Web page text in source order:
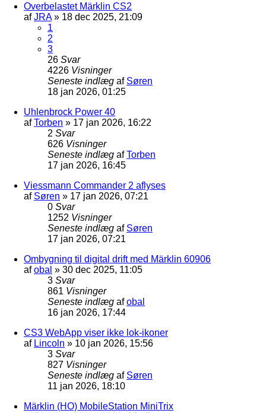
Overbelastet Märklin CS2
afJRA» 18 dec 2025, 21:09
1
2
3
26 Svar
4226 Visninger
Seneste indlæg af Søren
18 jan 2026, 01:25
Uhlenbrock Power 40
afTorben » 17 jan 2026, 16:22
2 Svar
626 Visninger
Seneste indlæg afTorben
17 jan 2026, 16:45
Viessmann Commander 2 aflyses
af Søren » 17 jan 2026, 07:21
0 Svar
1252 Visninger
Seneste indlæg af Søren
17 jan 2026, 07:21
Ombygning til digital drift med Märklin 60906
afobal » 30 dec 2025, 11:05
3 Svar
861 Visninger
Seneste indlæg afobal
16 jan 2026, 17:44
CS3 WebApp viser ikke lok-ikoner
af Lincoln » 10 jan 2026, 15:56
3 Svar
827 Visninger
Seneste indlæg af Søren
11 jan 2026, 18:10
Märklin (HO) MobileStation MiniTrix